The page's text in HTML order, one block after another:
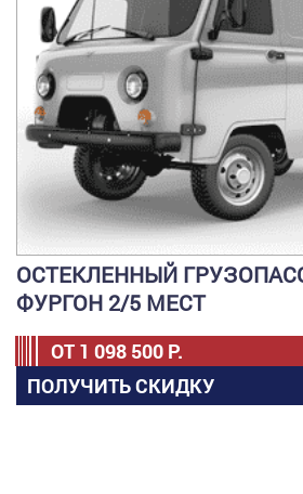
ОСТЕКЛЕННЫЙ
ФУРГОН 2/5 МЕСТ
ОТ 1 098 500 Р.
ПОЛУЧИТЬ СКИДКУ